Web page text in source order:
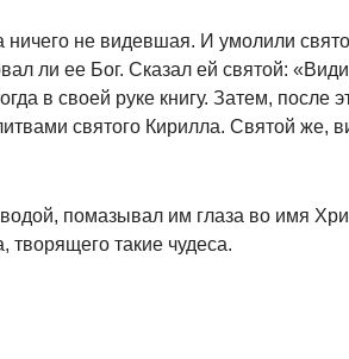
не видевшая. И умолили
ли ее Бог. Сказал ей святой:
в своей руке книгу. Затем, после
святого Кирилла. Святой же,
помазывал им глаза во имя
творящего такие чудеса.